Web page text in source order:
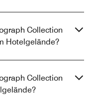
Collection
Hotelgelände?
Collection